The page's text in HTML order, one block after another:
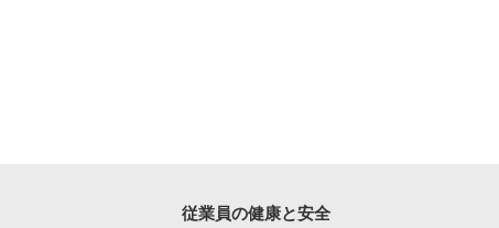
従業員の健康と安全